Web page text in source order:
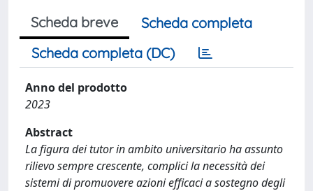
Scheda breve
Scheda completa
Scheda completa (DC)
Anno del prodotto
2023
Abstract
La figura dei tutor in ambito universitario ha assunto
rilievo sempre crescente, complici la necessità dei
sistemi di promuovere azioni efficaci a sostegno degli